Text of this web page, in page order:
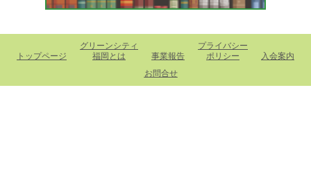
トップページ
グリーンシティ
福岡とは
事業報告
プライバシー
ポリシー
入会案内
お問合せ